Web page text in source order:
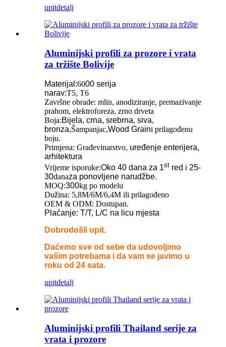
upitdetalj
Aluminijski profili za prozore i vrata
za tržište Bolivije
Materijal:6000 serija
narav:T5, T6
Završne obrade: mlin, anodiziranje, premazivanje
prahom, elektroforeza, zrno drveta
Boja:Bijela, crna, srebrna, siva,
bronza,Šampanjac,Wood Graini prilagođenu
boju.
Primjena: Građevinarstvo, uređenje enterijera,
arhitektura
Vrijeme isporuke:Oko 40 dana za 1st red i 25-
30danaza ponovljene narudžbe.
MOQ:300kg po modelu
Dužina: 5,8M/6M/6,4M ili prilagođeno
OEM & ODM: Dostupan.
Plaćanje: T/T, L/C na licu mjesta
Dobrodošli upit.
Daćemo sve od sebe da udovoljimo
vašim potrebama i da vam se javimo u
roku od 24 sata.
upitdetalj
Aluminijski profili Thailand serije za
vrata i prozore